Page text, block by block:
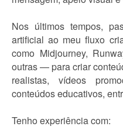
Nos últimos tempos,
artificial ao meu fluxo
como Midjourney,
outras — para criar
realistas, vídeos
conteúdos educativos,
Tenho experiência com: